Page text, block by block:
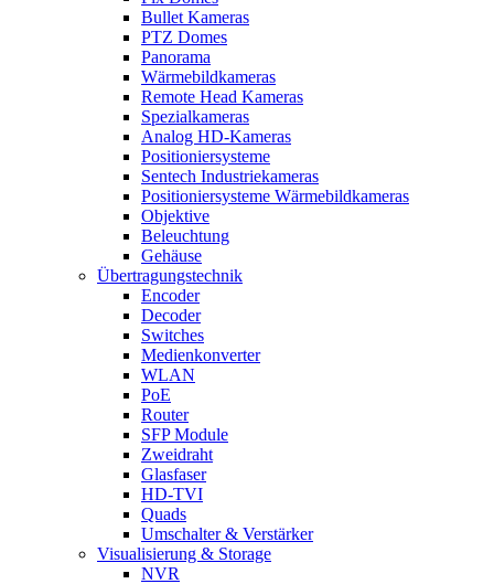
Bullet Kameras
PTZ Domes
Panorama
Wärmebildkameras
Remote Head Kameras
Spezialkameras
Analog HD-Kameras
Positioniersysteme
Sentech Industriekameras
Positioniersysteme Wärmebildkameras
Objektive
Beleuchtung
Gehäuse
Übertragungstechnik
Encoder
Decoder
Switches
Medienkonverter
WLAN
PoE
Router
SFP Module
Zweidraht
Glasfaser
HD-TVI
Quads
Umschalter & Verstärker
Visualisierung & Storage
NVR